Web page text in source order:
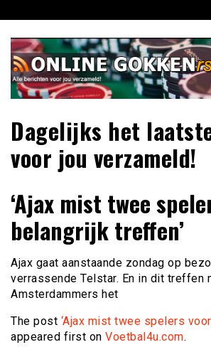
naar
inhoud
Dagelijks het
voor jou verzameld!
‘Ajax mist twee
belangrijk treffen’
Ajax gaat aanstaande zondag op
verrassende Telstar. En in dit treffen
Amsterdammers het
The post ‘Ajax mist twee spelers
appeared first on Voetbal4u.com.